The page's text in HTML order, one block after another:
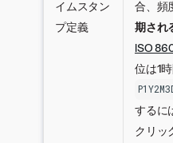
イムスタン
プ定義
合、頻
期され
ISO
位は1
するに
クリッ